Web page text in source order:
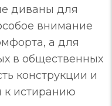
диваны для
внимание
а для
в общественных
конструкции и
к истиранию